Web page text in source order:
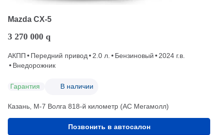
Mazda CX-5
3 270 000 q
АКПП Передний привод 2.0 л. Бензиновый
2024 г.в.
Внедорожник
Гарантия В наличии
Казань, М-7 Волга 818-й километр (АС Мегамолл)
Позвонить в автосалон